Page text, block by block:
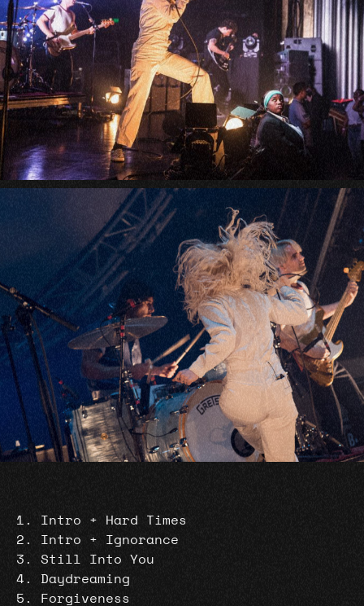
Intro + Hard Times
Intro + Ignorance
Still Into You
Daydreaming
Forgiveness